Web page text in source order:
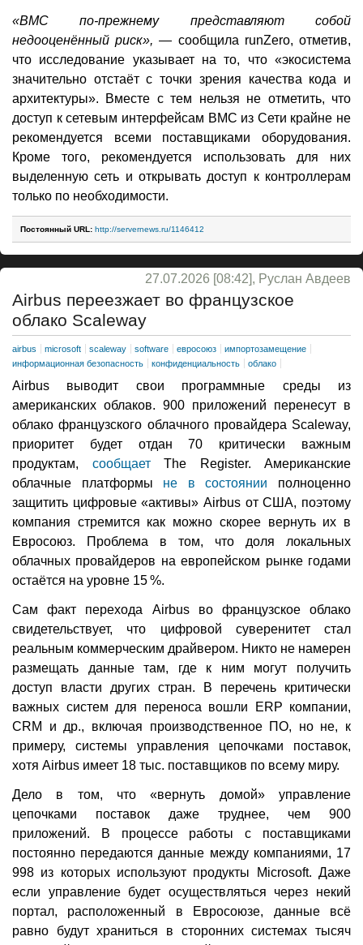
«BMC по-прежнему представляют собой
недооценённый риск», — сообщила runZero, отметив,
что исследование указывает на то, что «экосистема
значительно отстаёт с точки зрения качества кода и
архитектуры». Вместе с тем нельзя не отметить, что
доступ к сетевым интерфейсам BMC из Сети крайне не
рекомендуется всеми поставщиками оборудования.
Кроме того, рекомендуется использовать для них
выделенную сеть и открывать доступ к контроллерам
только по необходимости.
Постоянный URL: http://servernews.ru/1146412
27.07.2026 [08:42], Руслан Авдеев
Airbus переезжает во французское
облако Scaleway
airbus microsoft scaleway software евросоюз
импортозамещение
информационная безопасность
конфиденциальность облако
Airbus выводит свои программные среды из
американских облаков. 900 приложений перенесут в
облако французского облачного провайдера Scaleway,
приоритет будет отдан 70 критически важным
продуктам, сообщаетThe Register. Американские
облачные платформы не в состоянии полноценно
защитить цифровые «активы» Airbus от США, поэтому
компания стремится как можно скорее вернуть их в
Евросоюз. Проблема в том, что доля локальных
облачных провайдеров на европейском рынке годами
остаётся на уровне 15 %.
Сам факт перехода Airbus во французское облако
свидетельствует, что цифровой суверенитет стал
реальным коммерческим драйвером. Никто не намерен
размещать данные там, где к ним могут получить
доступ власти других стран. В перечень критически
важных систем для переноса вошли ERP компании,
CRM и др., включая производственное ПО, но не, к
примеру, системы управления цепочками поставок,
хотя Airbus имеет 18 тыс. поставщиков по всему миру.
Дело в том, что «вернуть домой» управление
цепочками поставок даже труднее, чем 900
приложений. В процессе работы с поставщиками
постоянно передаются данные между компаниями, 17
998 из которых используют продукты Microsoft. Даже
если управление будет осуществляться через некий
портал, расположенный в Евросоюзе, данные всё
равно будут храниться в сторонних системах тысяч